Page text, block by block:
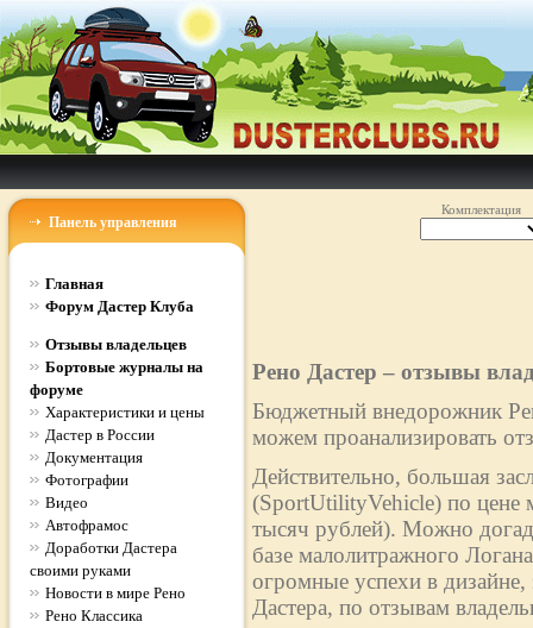
Панель управления
Главная
Форум Дастер Клуба
Отзывы владельцев
Бортовые журналы на
форуме
Характеристики и цены
Дастер в России
Документация
Фотографии
Видео
Автофрамос
Доработки Дастера
своими руками
Новости в мире Рено
Рено Классика
Комплектация
Рено Дастер – отзывы
Бюджетный внедорожник
можем проанализировать
Действительно, большая
(SportUtilityVehicle) по цене
тысяч рублей). Можно
базе малолитражного
огромные успехи в
Дастера, по отзывам